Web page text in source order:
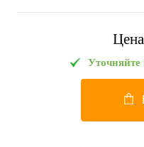
Уточняйте